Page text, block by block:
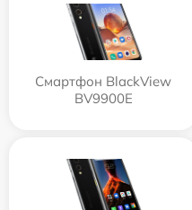
Смартфон BlackView
BV9900E